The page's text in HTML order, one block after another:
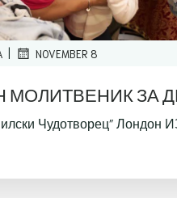
| NOVEMBER 8
МОЛИТВЕНИК ЗА
Чудотворец” Лондон